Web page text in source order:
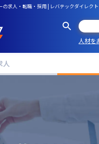
の求人・転職・採用 | レバテックダイレクト
人材を
人